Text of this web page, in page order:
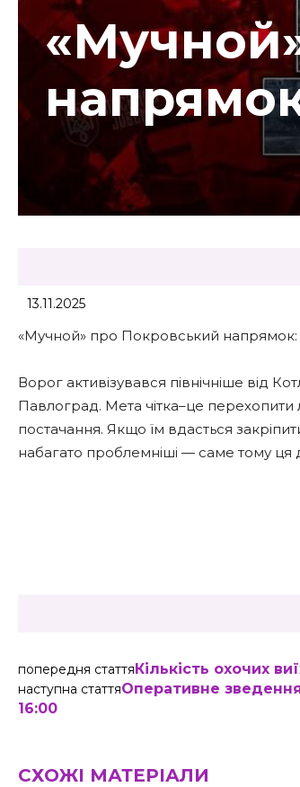
13.11.2025
«Мучной» про Покровський напрямок:
Ворог активізувався північніше від
Павлоград. Мета чітка–це перехопити
постачання. Якщо їм вдасться
набагато проблемніші — саме тому ця
попередня статтяКількість охочих
наступна статтяОперативне
16:00
СХОЖІ МАТЕРІАЛИ